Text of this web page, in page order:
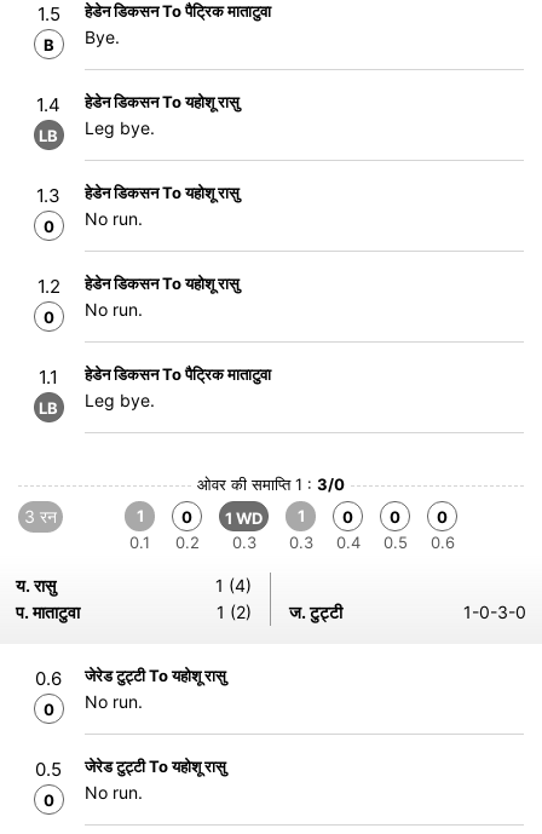
1.5
B
हेडेन डिकसन To पैट्रिक माताटुवा
Bye.
1.4
LB
हेडेन डिकसन To यहोशू रासु
Leg bye.
1.3
0
हेडेन डिकसन To यहोशू रासु
No run.
1.2
0
हेडेन डिकसन To यहोशू रासु
No run.
1.1
LB
हेडेन डिकसन To पैट्रिक माताटुवा
Leg bye.
ओवर की समाप्ति 1 : 3/0
3 रन
1
0.1
0
0.2
1 WD
0.3
1
0.3
0
0.4
0
0.5
0
0.6
य. रासु
1 (4)
प. माताटुवा
1 (2) ज. टुट्टी 1-0-3-0
0.6
0
जेरेड टुट्टी To यहोशू रासु
No run.
0.5
0
जेरेड टुट्टी To यहोशू रासु
No run.